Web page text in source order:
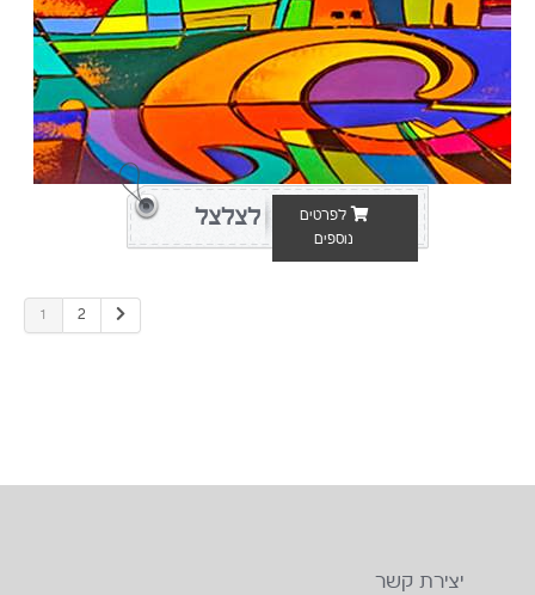
לפרטים
נוספים
לצלצל
1 2
יצירת קשר